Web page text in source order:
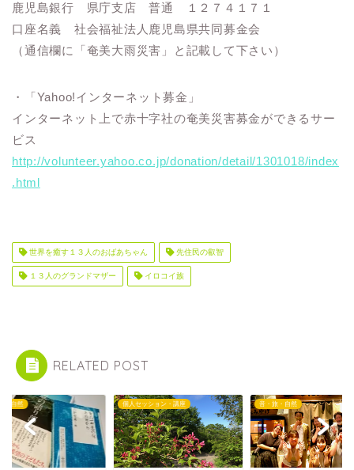
鹿児島銀行 県庁支店 普通 １２７４１７１
口座名義 社会福祉法人鹿児島県共同募金会
（通信欄に「奄美大雨災害」と記載して下さい）
・「Yahoo!インターネット募金」
インターネット上で赤十字社の奄美災害募金ができるサー
ビス
http://volunteer.yahoo.co.jp/donation/detail/1301018/index
.html
世界を癒す１３人のおばあちゃん 先住民の叡智
１３人のグランドマザー イロコイ族
RELATED POST
・自然 個人セッション・講座 音・旅・自然